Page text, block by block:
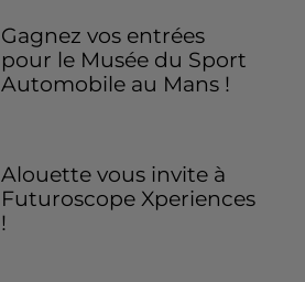
Gagnez vos entrées
pour le Musée du Sport
Automobile au Mans !
Alouette vous invite à
Futuroscope Xperiences
!